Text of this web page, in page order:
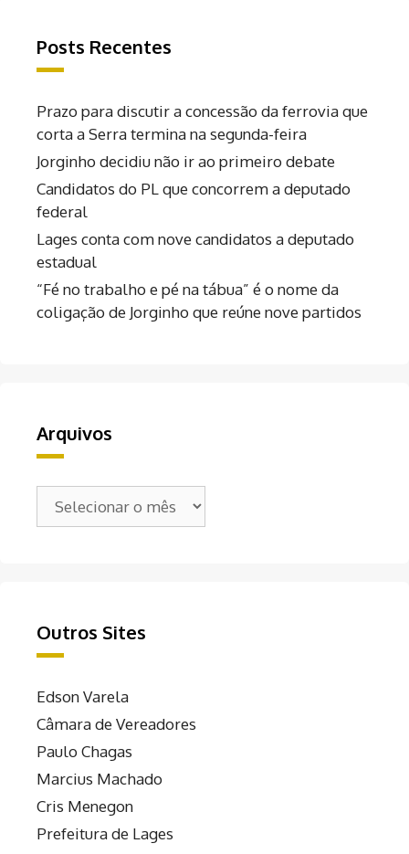
Posts Recentes
Prazo para discutir a concessão da ferrovia que
corta a Serra termina na segunda-feira
Jorginho decidiu não ir ao primeiro debate
Candidatos do PL que concorrem a deputado
federal
Lages conta com nove candidatos a deputado
estadual
“Fé no trabalho e pé na tábua” é o nome da
coligação de Jorginho que reúne nove partidos
Arquivos
Arquivos
Outros Sites
Edson Varela
Câmara de Vereadores
Paulo Chagas
Marcius Machado
Cris Menegon
Prefeitura de Lages